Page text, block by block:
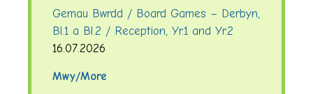
Gemau Bwrdd / Board Games – Derbyn,
Bl.1 a Bl.2 / Reception, Yr.1 and Yr.2
16.07.2026
Mwy/More